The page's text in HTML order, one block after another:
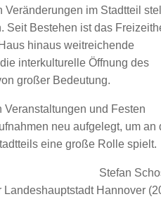
im Stadtteil
Seit Bestehen ist das
hinaus weitreichende
interkulturelle Öffnung des
großer Bedeutung.
Veranstaltungen und Festen
neu aufgelegt, um an
eine große Rolle spielt.
Stefan
Landeshauptstadt Hannover